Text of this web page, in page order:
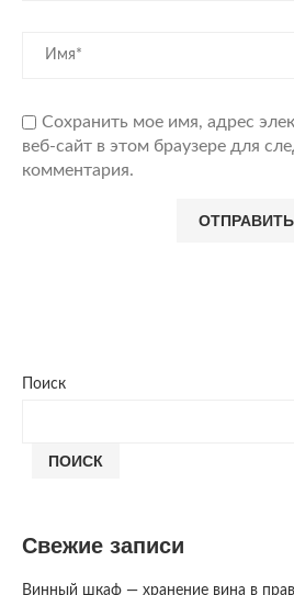
Сохранить мое имя, адрес
веб-сайт в этом браузере для
комментария.
Поиск
ПОИСК
Свежие записи
Винный шкаф — хранение вина в